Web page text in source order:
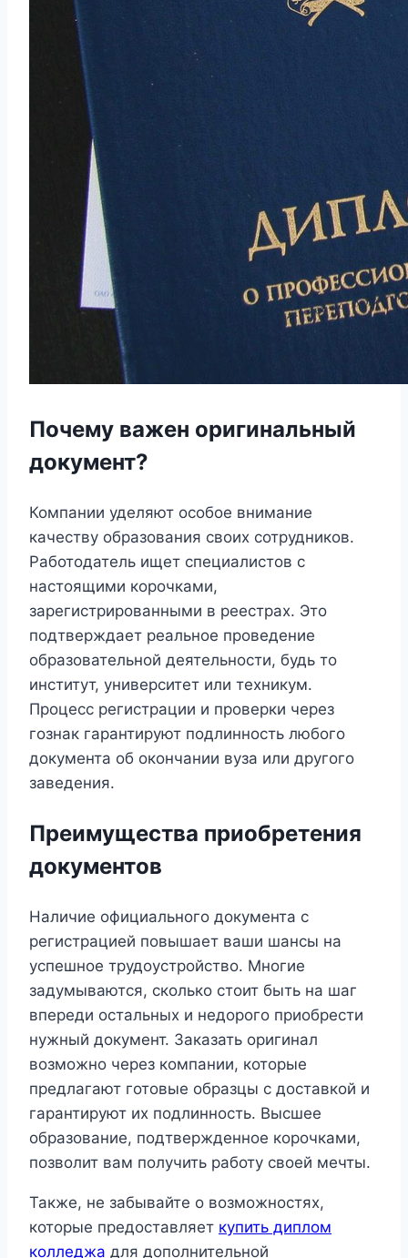
Почему важен оригинальный
документ?
Компании уделяют особое внимание
качеству образования своих сотрудников.
Работодатель ищет специалистов с
настоящими корочками,
зарегистрированными в реестрах. Это
подтверждает реальное проведение
образовательной деятельности, будь то
институт, университет или техникум.
Процесс регистрации и проверки через
гознак гарантируют подлинность любого
документа об окончании вуза или другого
заведения.
Преимущества приобретения
документов
Наличие официального документа с
регистрацией повышает ваши шансы на
успешное трудоустройство. Многие
задумываются, сколько стоит быть на шаг
впереди остальных и недорого приобрести
нужный документ. Заказать оригинал
возможно через компании, которые
предлагают готовые образцы с доставкой и
гарантируют их подлинность. Высшее
образование, подтвержденное корочками,
позволит вам получить работу своей мечты.
Также, не забывайте о возможностях,
которые предоставляет купить диплом
колледжа для дополнительной